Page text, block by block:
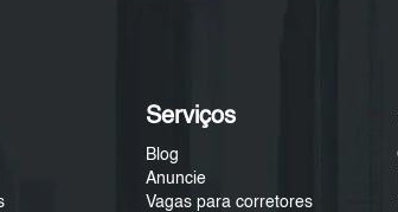
Serviços
Blog
Anuncie
Vagas para corretores